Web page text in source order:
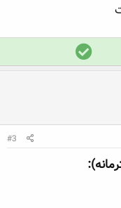
پ
ا
د
س
ت
#3